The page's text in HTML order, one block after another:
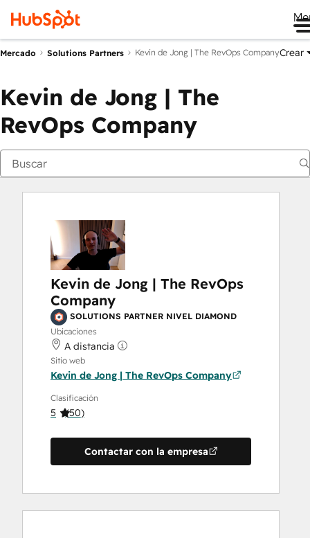
Mercado Solutions Partners Kevin de Jong | The RevOps CompanyCrear
Kevin de Jong | The
RevOps Company
Kevin de Jong | The RevOps
Company
SOLUTIONS PARTNER NIVEL DIAMOND
Ubicaciones
A distancia
Sitio web
Kevin de Jong | The RevOps Company
Clasificación
5 (50)
Contactar con la empresa